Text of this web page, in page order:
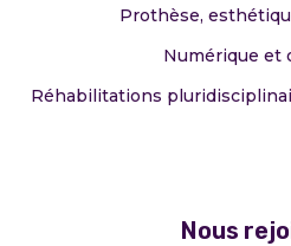
Prothèse,
Numérique et
Réhabilitations
Nous